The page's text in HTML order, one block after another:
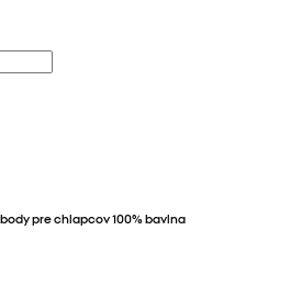
pre chlapcov 100% bavlna